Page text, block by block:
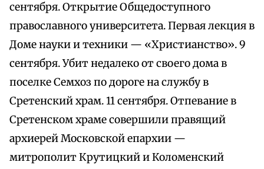
сентября. Открытие Общедоступного
православного университета. Первая лекция в
Доме науки и техники — «Христианство». 9
сентября. Убит недалеко от своего дома в
поселке Семхоз по дороге на службу в
Сретенский храм. 11 сентября. Отпевание в
Сретенском храме совершили правящий
архиерей Московской епархии —
митрополит Крутицкий и Коломенский